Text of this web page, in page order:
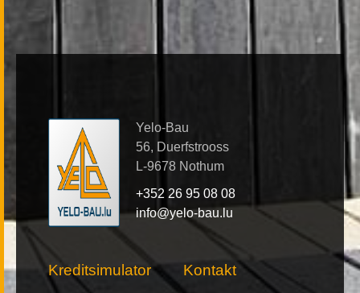
Yelo-Bau
56, Duerfstrooss
L-9678 Nothum
+352 26 95 08 08
info@yelo-bau.lu
Kreditsimulator Kontakt